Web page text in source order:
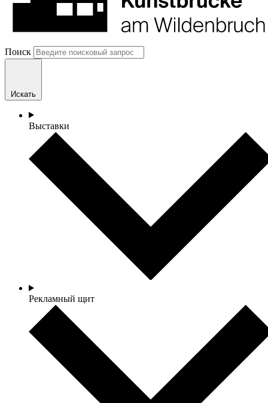
Поиск
Искать
Выставки
Рекламный щит